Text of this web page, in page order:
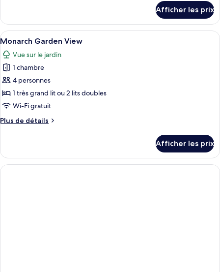
Chambre
familiale,
vue
sur
la
piscine
Chambre
familiale,
vue
sur
la
piscine
Afficher les prix
Afficher
toutes
les
photos
pour
ce
type
chambre :
View
Monarch Garden View | Fer et
1
Monarch Garden View
Vue sur le jardin
1 chambre
4 personnes
1 très grand lit ou 2 lits doubles
Wi-Fi gratuit
Plus de détails
Plus
Monarch
Garden
View
Afficher les prix